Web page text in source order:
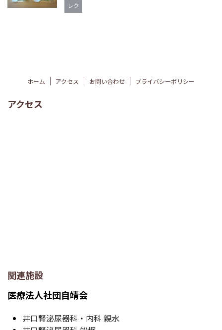
レク
ホーム アクセス お問い合わせ プライバシーポリシー
アクセス
関連施設
医療法人社団自靖会
井口腎泌尿器科・内科 親水